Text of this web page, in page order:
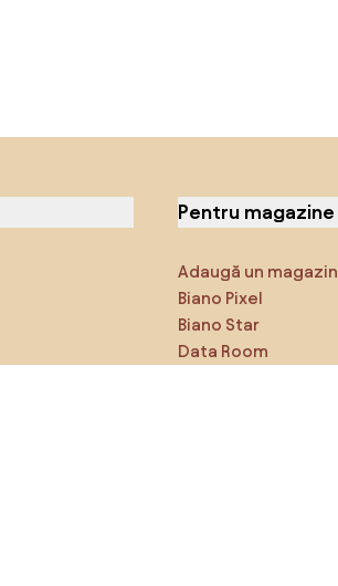
Pentru magazine
Adaugă un magazin
Biano Pixel
Biano Star
Data Room